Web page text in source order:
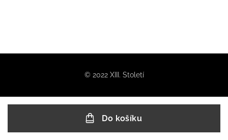
Do košíku
© 2022 XIII. Století